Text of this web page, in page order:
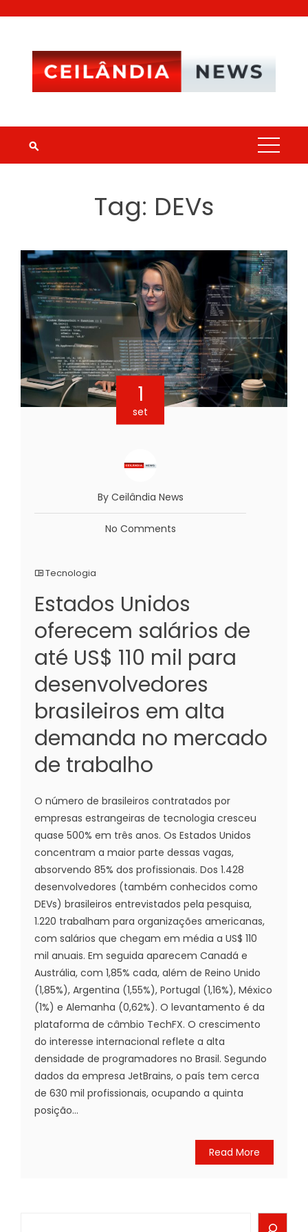
Tag: DEVs
1
set
By Ceilândia News
No Comments
Tecnologia
Estados Unidos
oferecem salários de
até US$ 110 mil para
desenvolvedores
brasileiros em alta
demanda no mercado
de trabalho
O número de brasileiros contratados por
empresas estrangeiras de tecnologia cresceu
quase 500% em três anos. Os Estados Unidos
concentram a maior parte dessas vagas,
absorvendo 85% dos profissionais. Dos 1.428
desenvolvedores (também conhecidos como
DEVs) brasileiros entrevistados pela pesquisa,
1.220 trabalham para organizações americanas,
com salários que chegam em média a US$ 110
mil anuais. Em seguida aparecem Canadá e
Austrália, com 1,85% cada, além de Reino Unido
(1,85%), Argentina (1,55%), Portugal (1,16%), México
(1%) e Alemanha (0,62%). O levantamento é da
plataforma de câmbio TechFX. O crescimento
do interesse internacional reflete a alta
densidade de programadores no Brasil. Segundo
dados da empresa JetBrains, o país tem cerca
de 630 mil profissionais, ocupando a quinta
posição...
Read More